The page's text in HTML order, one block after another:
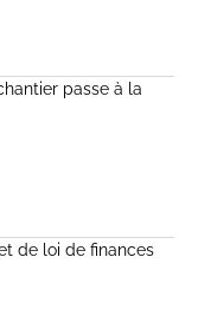
passe à la
de loi de finances